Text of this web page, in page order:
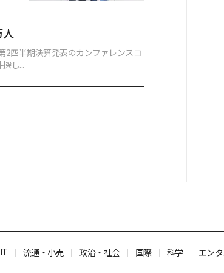
人
2四半期決算発表のカンファレンスコ
し...
IT 流通・小売 政治・社会 国際 科学 エンタ